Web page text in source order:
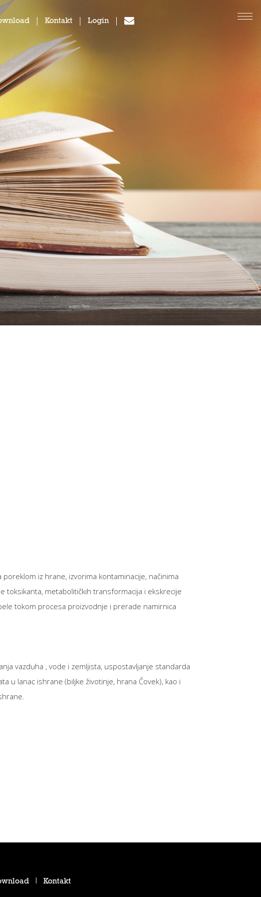
Kontakt Login
iz hrane, izvorima kontaminacije, načinima
toksikanta, metabolitičkih transformacija i ekskrecije
tokom procesa proizvodnje i prerade namirnica
vazduha , vode i zemljista, uspostavljanje standarda
u lanac ishrane (biljke životinje, hrana Čovek), kao i
Kontakt